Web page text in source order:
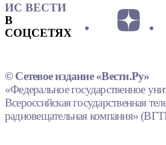
ИС ВЕСТИ
В
СОЦСЕТЯХ
© Сетевое издание «Вести.Ру»
«Федеральное государственное
Всероссийская государственная
радиовещательная компания»